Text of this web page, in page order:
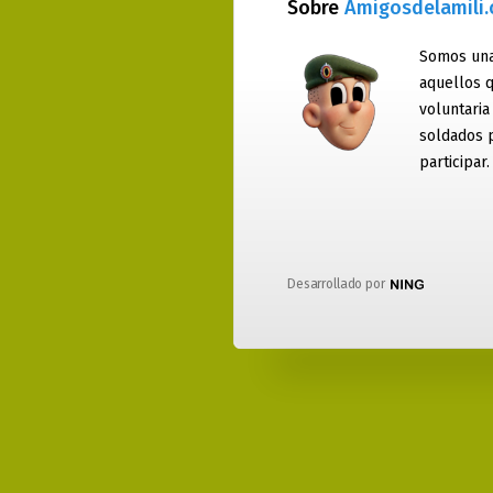
Sobre
Somos
aquellos
voluntaria
soldados
participar.
Desarrollado por